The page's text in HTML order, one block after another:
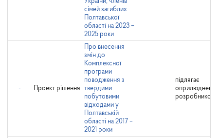
сімей загиблих
Полтавської
області на 2023 –
2025 роки
- Проект рішення
Про внесення
змін до
Комплексної
програми
поводження з
твердими
побутовими
відходами у
Полтавській
області на 2017 –
2021 роки
підлягає
розробником